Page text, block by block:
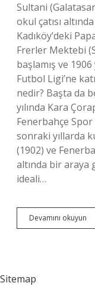
Sultani
okul çatısı
Kadıköy’deki
Frerler Mektebi
başlamış ve
Futbol Ligi’ne
nedir? Başta da
yılında Kara
Fenerbahçe
sonraki yıllarda
(1902) ve
altında bir araya
ideali…
Devamını okuyun
Ilk
Sitemap